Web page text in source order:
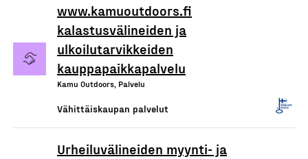
www.kamuoutdoors.fi
kalastusvälineiden ja
ulkoilutarvikkeiden
kauppapaikkapalvelu
Kamu Outdoors, Palvelu
Vähittäiskaupan palvelut
Urheiluvälineiden myynti- ja